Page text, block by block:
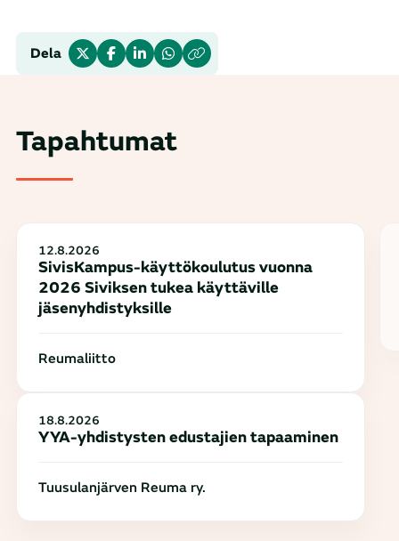
Dela
Tapahtumat
12.8.2026
SivisKampus-käyttökoulutus vuonna
2026 Siviksen tukea käyttäville
jäsenyhdistyksille
Reumaliitto
18.8.2026
YYA-yhdistysten edustajien tapaaminen
Tuusulanjärven Reuma ry.